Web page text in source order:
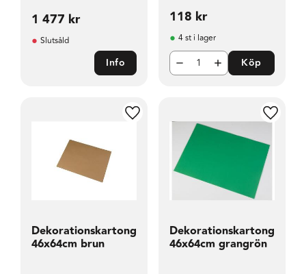
1 477 kr
Slutsåld
Info
118 kr
4 st i lager
Köp
Dekorationskartong
46x64cm brun
Lägg till i favoriter
Dekorationskartong
46x64cm grangrön